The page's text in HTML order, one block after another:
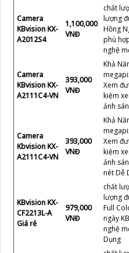
Camera
KBvision KX-
A2012S4
1,100,000
VNĐ
chất
lượng
Hồng
phù
nghệ
Camera
KBvision KX-
A2111C4-VN
393,000
VNĐ
Khả
Xem
kiệm
ảnh
Camera
Kbvision KX-
A2111C4-VN
393,000
VNĐ
Khả
Xem
kiệm
ảnh
nét Dễ
KBvision KX-
CF2213L-A
Giá rẻ
979,000
VNĐ
chất
lượng
Full
ngày
nghệ
Dụng